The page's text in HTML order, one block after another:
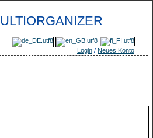
ULTIORGANIZER
Login / Neues Konto